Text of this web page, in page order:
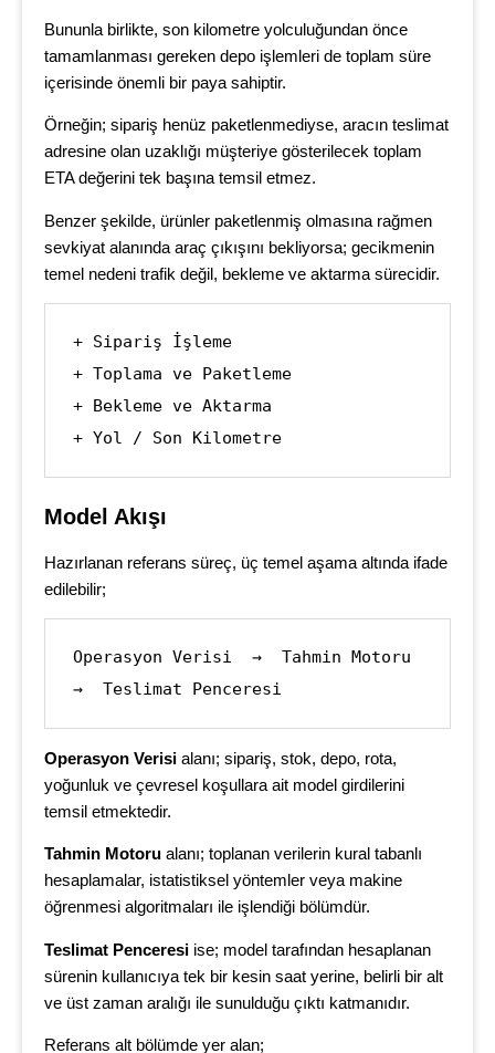
Bununla birlikte, son kilometre yolculuğundan önce
tamamlanması gereken depo işlemleri de toplam süre
içerisinde önemli bir paya sahiptir.
Örneğin; sipariş henüz paketlenmediyse, aracın teslimat
adresine olan uzaklığı müşteriye gösterilecek toplam
ETA değerini tek başına temsil etmez.
Benzer şekilde, ürünler paketlenmiş olmasına rağmen
sevkiyat alanında araç çıkışını bekliyorsa; gecikmenin
temel nedeni trafik değil, bekleme ve aktarma sürecidir.
+ Sipariş İşleme
+ Toplama ve Paketleme
+ Bekleme ve Aktarma
+ Yol / Son Kilometre
Model Akışı
Hazırlanan referans süreç, üç temel aşama altında ifade
edilebilir;
Operasyon Verisi  →  Tahmin Motoru
→  Teslimat Penceresi
Operasyon Verisi alanı; sipariş, stok, depo, rota,
yoğunluk ve çevresel koşullara ait model girdilerini
temsil etmektedir.
Tahmin Motoru alanı; toplanan verilerin kural tabanlı
hesaplamalar, istatistiksel yöntemler veya makine
öğrenmesi algoritmaları ile işlendiği bölümdür.
Teslimat Penceresi ise; model tarafından hesaplanan
sürenin kullanıcıya tek bir kesin saat yerine, belirli bir alt
ve üst zaman aralığı ile sunulduğu çıktı katmanıdır.
Referans alt bölümde yer alan;